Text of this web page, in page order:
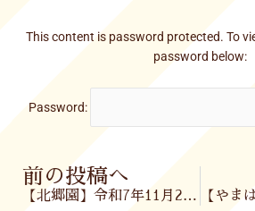
This content is password protected. To
password below:
Password:
Prev
前の投稿へ
【北郷園】令和7年11月28日(金)